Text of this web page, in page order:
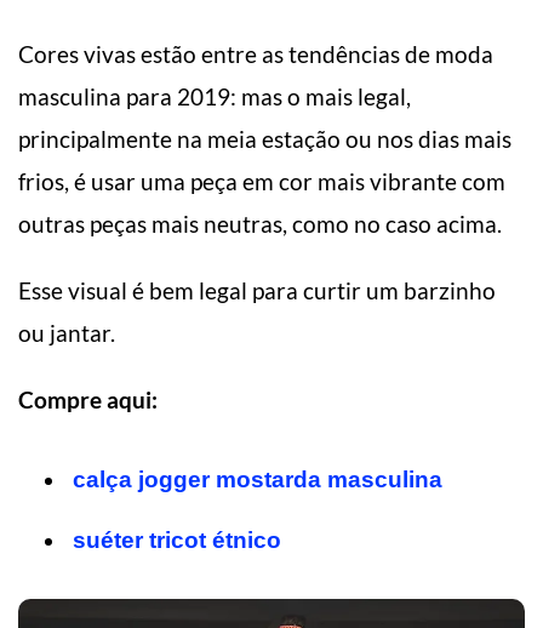
Cores vivas estão entre as tendências de moda
masculina para 2019: mas o mais legal,
principalmente na meia estação ou nos dias mais
frios, é usar uma peça em cor mais vibrante com
outras peças mais neutras, como no caso acima.
Esse visual é bem legal para curtir um barzinho
ou jantar.
Compre aqui:
calça jogger mostarda masculina
suéter tricot étnico